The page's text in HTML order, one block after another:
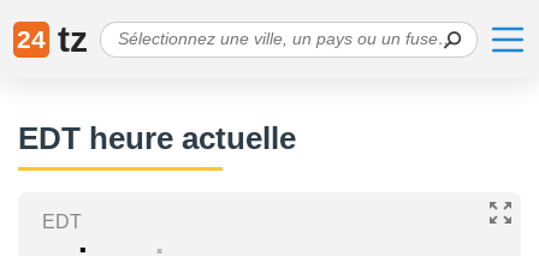
24 tz
EDT heure actuelle
EDT